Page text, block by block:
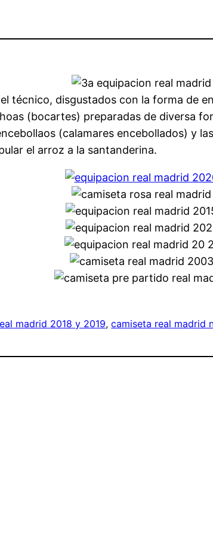
técnico, disgustados con la forma de
(bocartes) preparadas de diversa
(calamares encebollados) y
el arroz a la santanderina.
madrid 2018 y 2019, camiseta real madrid